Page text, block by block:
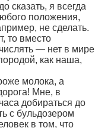
сказать, я всегда
положения,
не сделать.
то вместо
— нет в мире
как наша,
молока, а
Мне, в
добираться до
с бульдозером
в том, что